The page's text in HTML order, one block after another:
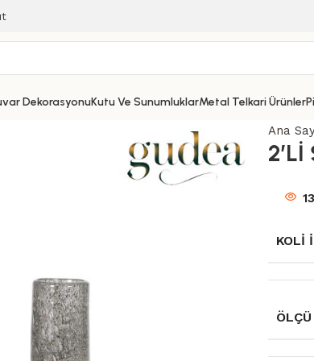
DekorasyonuKutu Ve SunumluklarMetal Telkari Ürünler
Ana
13
KOLI
ÖLÇÜ